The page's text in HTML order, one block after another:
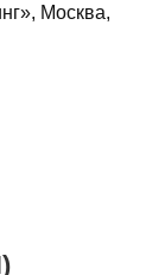
Москва,